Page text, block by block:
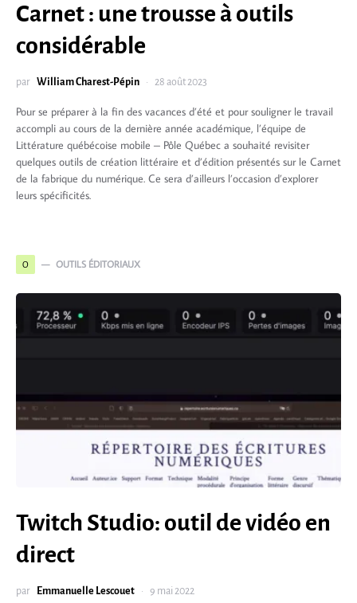
Carnet : une trousse à outils
considérable
par William Charest-Pépin 28 août 2023
Pour se préparer à la fin des vacances d’été et pour souligner le travail
accompli au cours de la dernière année académique, l’équipe de
Littérature québécoise mobile – Pôle Québec a souhaité revisiter
quelques outils de création littéraire et d’édition présentés sur le Carnet
de la fabrique du numérique. Ce sera d’ailleurs l’occasion d’explorer
leurs spécificités.
O OUTILS ÉDITORIAUX
Twitch Studio: outil de vidéo en
direct
par Emmanuelle Lescouet 9 mai 2022